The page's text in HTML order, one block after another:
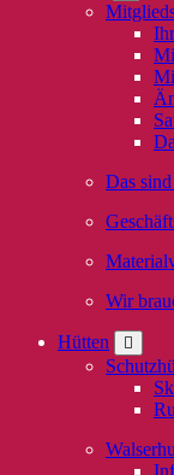
Das
Wir
Hütten